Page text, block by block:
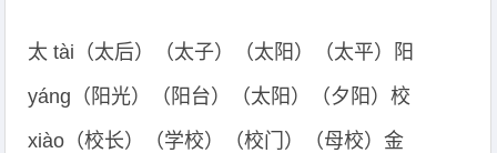
太 tài（太后）（太子）（太阳）（太平）阳
yáng（阳光）（阳台）（太阳）（夕阳）校
xiào（校长）（学校）（校门）（母校）金